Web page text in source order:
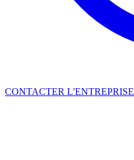
CONTACTER L'ENTREPRISE